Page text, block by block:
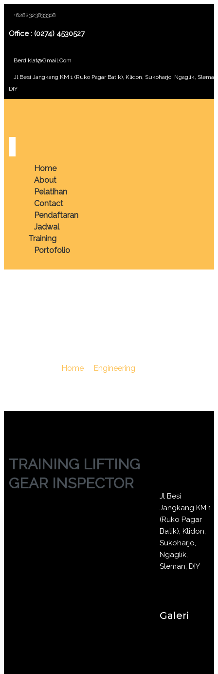
+6282323833308
Office : (0274) 4530527
Berdiklat@gmail.com
Jl Besi Jangkang KM 1 (Ruko Pagar Batik), Klidon, Sukoharjo, Ngaglik,
DIY
Home
About
Pelatihan
Contact
Pendaftaran
Jadwal
Training
Portofolio
Home Engineering
TRAINING LIFTING
GEAR INSPECTOR
Jl Besi
Jangkang KM 1
(Ruko Pagar
Batik), Klidon,
Sukoharjo,
Ngaglik,
Sleman, DIY
Galeri